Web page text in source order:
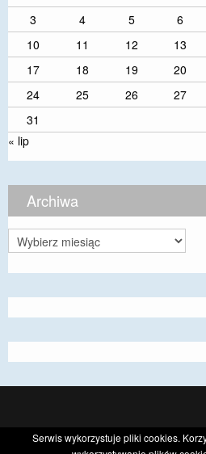
3
4 5 6
10
11 12 13
17
18 19 20
24
25 26 27
31
« lip
Archiwa
Archiwa
Serwis wykorzystuje pliki cookies.